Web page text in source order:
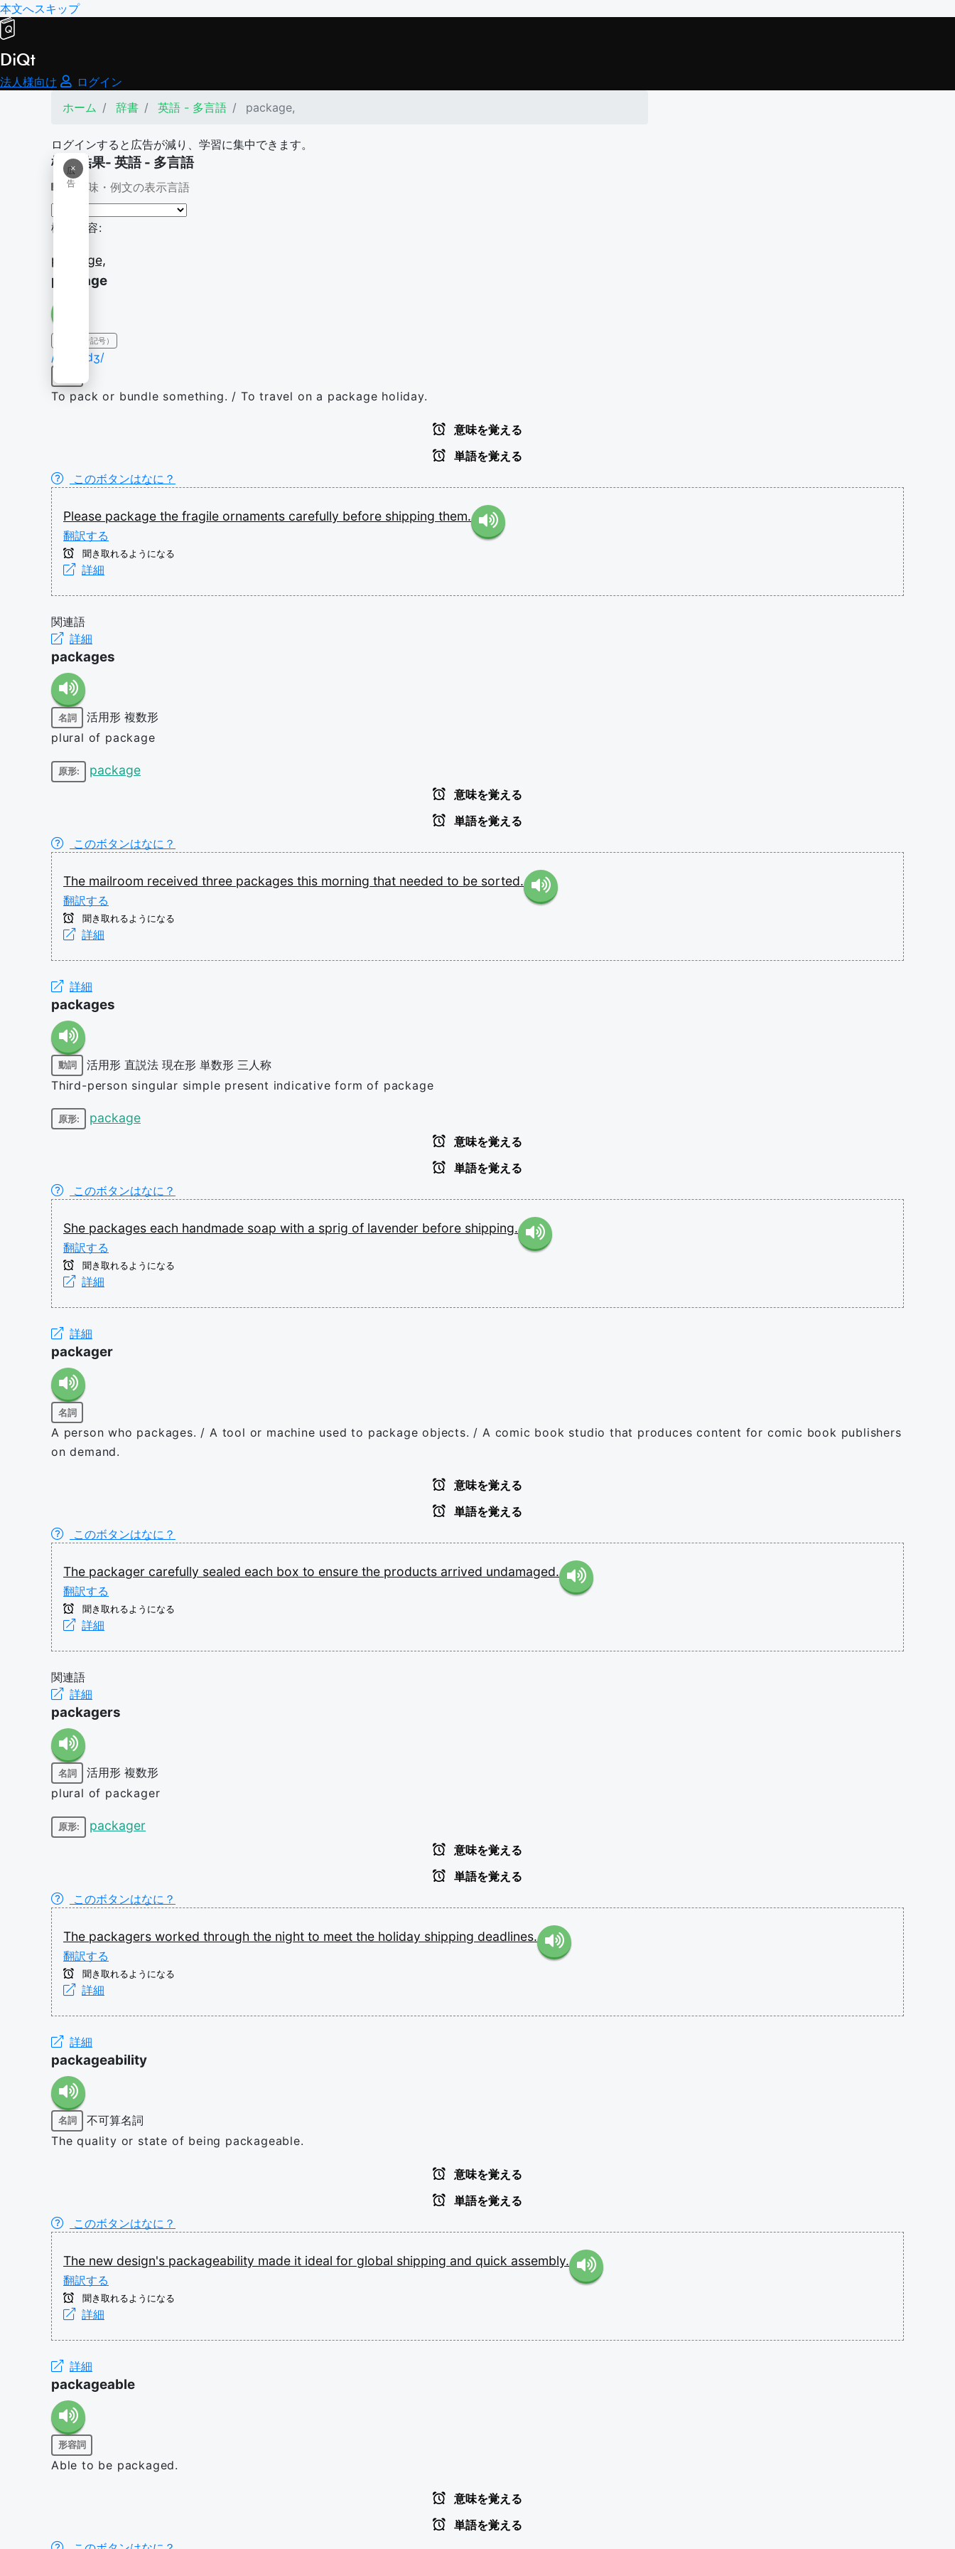
本文へスキップ
DiQt
法人様向け
ログイン
ホーム
辞書 英語 - 多言語 package,
ログインすると広告が減り、学習に集中できます。
×
広
告
検索結果- 英語 - 多言語
意味・例文の表示言語
検索内容:
package,
package
IPA（発音記号）
/ˈpækɪdʒ/
To pack or bundle something. / To travel on a package holiday.
意味を覚える
単語を覚える
このボタンはなに？
Please package the fragile ornaments carefully before shipping them.
翻訳する
聞き取れるようになる
詳細
関連語
詳細
packages
名詞 活用形 複数形
plural of package
原形: package
意味を覚える
単語を覚える
このボタンはなに？
The mailroom received three packages this morning that needed to be sorted.
翻訳する
聞き取れるようになる
詳細
詳細
packages
動詞 活用形 直説法 現在形 単数形 三人称
Third-person singular simple present indicative form of package
原形: package
意味を覚える
単語を覚える
このボタンはなに？
She packages each handmade soap with a sprig of lavender before shipping.
翻訳する
聞き取れるようになる
詳細
詳細
packager
名詞
A person who packages. / A tool or machine used to package objects. / A comic book studio that produces content for comic book publishers
on demand.
意味を覚える
単語を覚える
このボタンはなに？
The packager carefully sealed each box to ensure the products arrived undamaged.
翻訳する
聞き取れるようになる
詳細
関連語
詳細
packagers
名詞 活用形 複数形
plural of packager
原形: packager
意味を覚える
単語を覚える
このボタンはなに？
The packagers worked through the night to meet the holiday shipping deadlines.
翻訳する
聞き取れるようになる
詳細
詳細
packageability
名詞
不可算名詞
The quality or state of being packageable.
意味を覚える
単語を覚える
このボタンはなに？
The new design's packageability made it ideal for global shipping and quick assembly.
翻訳する
聞き取れるようになる
詳細
詳細
packageable
形容詞
Able to be packaged.
意味を覚える
単語を覚える